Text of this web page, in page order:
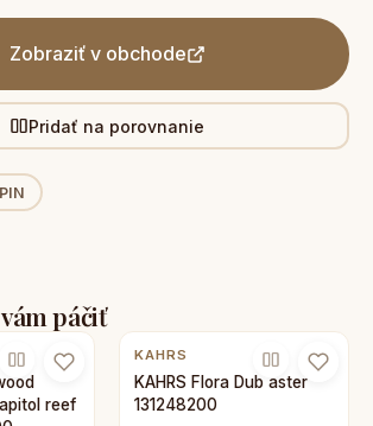
Zobraziť v obchode
Pridať na porovnanie
PIN
páčiť
reef
KAHRS
KAHRS Flora Dub aster
131248200